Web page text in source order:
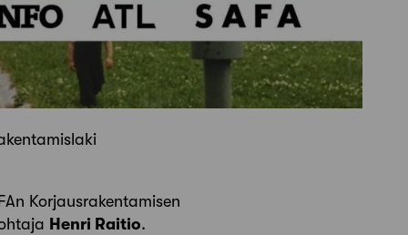
Korjausrakentamisen
Henri Raitio.